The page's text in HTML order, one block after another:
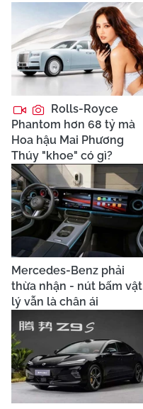
Rolls-Royce
Phantom hơn 68 tỷ mà
Hoa hậu Mai Phương
Thúy "khoe" có gì?
Mercedes-Benz phải
thừa nhận - nút bấm vật
lý vẫn là chân ái